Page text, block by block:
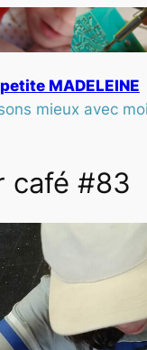
MADELEINE
mieux avec
café #83